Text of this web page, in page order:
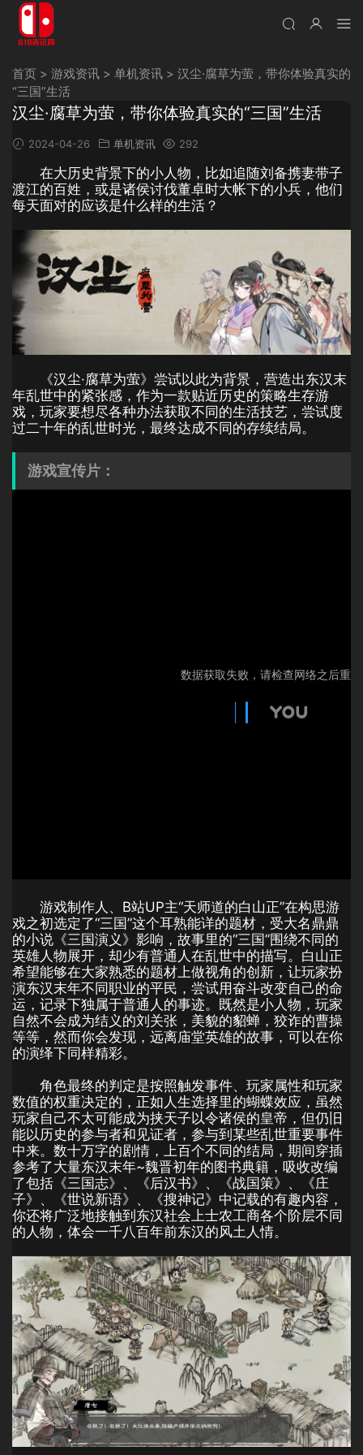
首页 > 游戏资讯 > 单机资讯 > 汉尘·腐草为萤，带你体验真实的
“三国”生活
汉尘·腐草为萤，带你体验真实的“三国”生活
2024-04-26 单机资讯 292
在大历史背景下的小人物，比如追随刘备携妻带子
渡江的百姓，或是诸侯讨伐董卓时大帐下的小兵，他们
每天面对的应该是什么样的生活？
《汉尘·腐草为萤》尝试以此为背景，营造出东汉末
年乱世中的紧张感，作为一款贴近历史的策略生存游
戏，玩家要想尽各种办法获取不同的生活技艺，尝试度
过二十年的乱世时光，最终达成不同的存续结局。
游戏宣传片：
游戏制作人、B站UP主“天师道的白山正”在构思游
戏之初选定了“三国”这个耳熟能详的题材，受大名鼎鼎
的小说《三国演义》影响，故事里的“三国”围绕不同的
英雄人物展开，却少有普通人在乱世中的描写。白山正
希望能够在大家熟悉的题材上做视角的创新，让玩家扮
演东汉末年不同职业的平民，尝试用奋斗改变自己的命
运，记录下独属于普通人的事迹。既然是小人物，玩家
自然不会成为结义的刘关张，美貌的貂蝉，狡诈的曹操
等等，然而你会发现，远离庙堂英雄的故事，可以在你
的演绎下同样精彩。
角色最终的判定是按照触发事件、玩家属性和玩家
数值的权重决定的，正如人生选择里的蝴蝶效应，虽然
玩家自己不太可能成为挟天子以令诸侯的皇帝，但仍旧
能以历史的参与者和见证者，参与到某些乱世重要事件
中来。数十万字的剧情，上百个不同的结局，期间穿插
参考了大量东汉末年~魏晋初年的图书典籍，吸收改编
了包括《三国志》、《后汉书》、《战国策》、《庄
子》、《世说新语》、《搜神记》中记载的有趣内容，
你还将广泛地接触到东汉社会上士农工商各个阶层不同
的人物，体会一千八百年前东汉的风土人情。